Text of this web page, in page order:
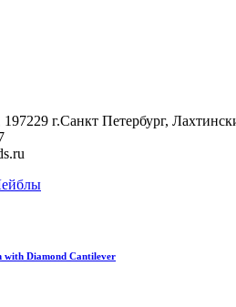
197229 г.Санкт Петербург,
with Diamond Cantilever